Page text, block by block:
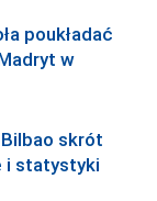
poukładać
w
skrót
i statystyki